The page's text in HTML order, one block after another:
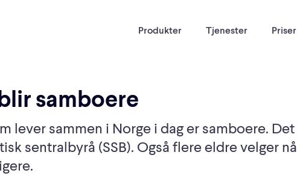
Produkter Tjenester Priser
samboere
lever sammen i Norge i dag er samboere. Det
sentralbyrå (SSB). Også flere eldre velger nå